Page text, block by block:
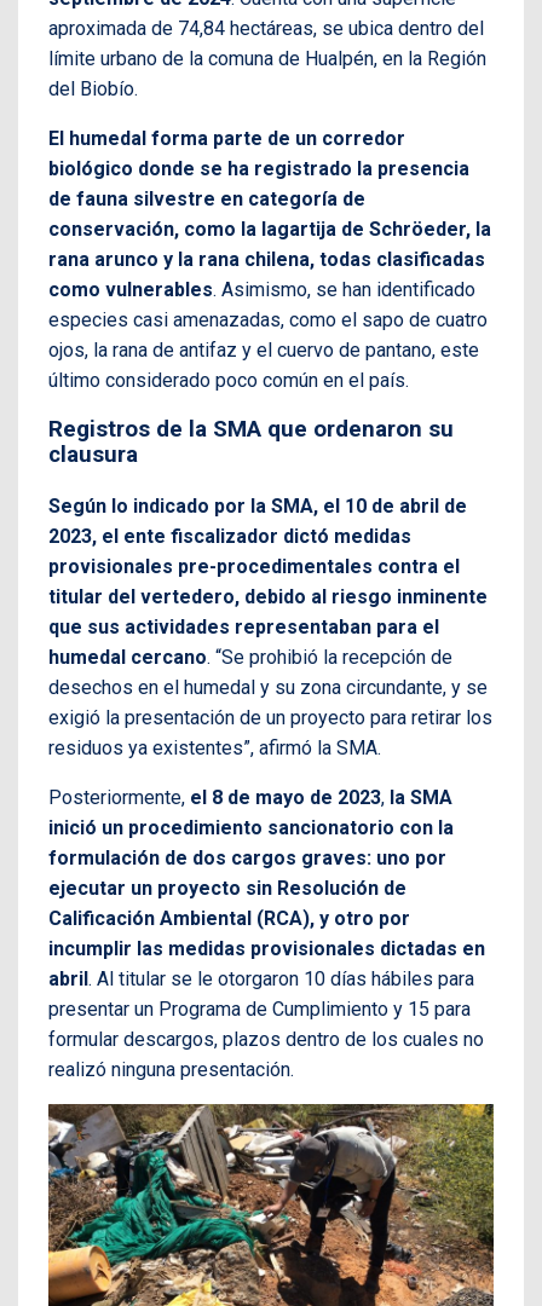
aproximada de 74,84 hectáreas, se ubica dentro del
límite urbano de la comuna de Hualpén, en la Región
del Biobío.
El humedal forma parte de un corredor
biológico donde se ha registrado la presencia
de fauna silvestre en categoría de
conservación, como la lagartija de Schröeder, la
rana arunco y la rana chilena, todas clasificadas
como vulnerables. Asimismo, se han identificado
especies casi amenazadas, como el sapo de cuatro
ojos, la rana de antifaz y el cuervo de pantano, este
último considerado poco común en el país.
Registros de la SMA que ordenaron su
clausura
Según lo indicado por la SMA, el 10 de abril de
2023, el ente fiscalizador dictó medidas
provisionales pre-procedimentales contra el
titular del vertedero, debido al riesgo inminente
que sus actividades representaban para el
humedal cercano. “Se prohibió la recepción de
desechos en el humedal y su zona circundante, y se
exigió la presentación de un proyecto para retirar los
residuos ya existentes”, afirmó la SMA.
Posteriormente, el 8 de mayo de 2023, la SMA
inició un procedimiento sancionatorio con la
formulación de dos cargos graves: uno por
ejecutar un proyecto sin Resolución de
Calificación Ambiental (RCA), y otro por
incumplir las medidas provisionales dictadas en
abril. Al titular se le otorgaron 10 días hábiles para
presentar un Programa de Cumplimiento y 15 para
formular descargos, plazos dentro de los cuales no
realizó ninguna presentación.